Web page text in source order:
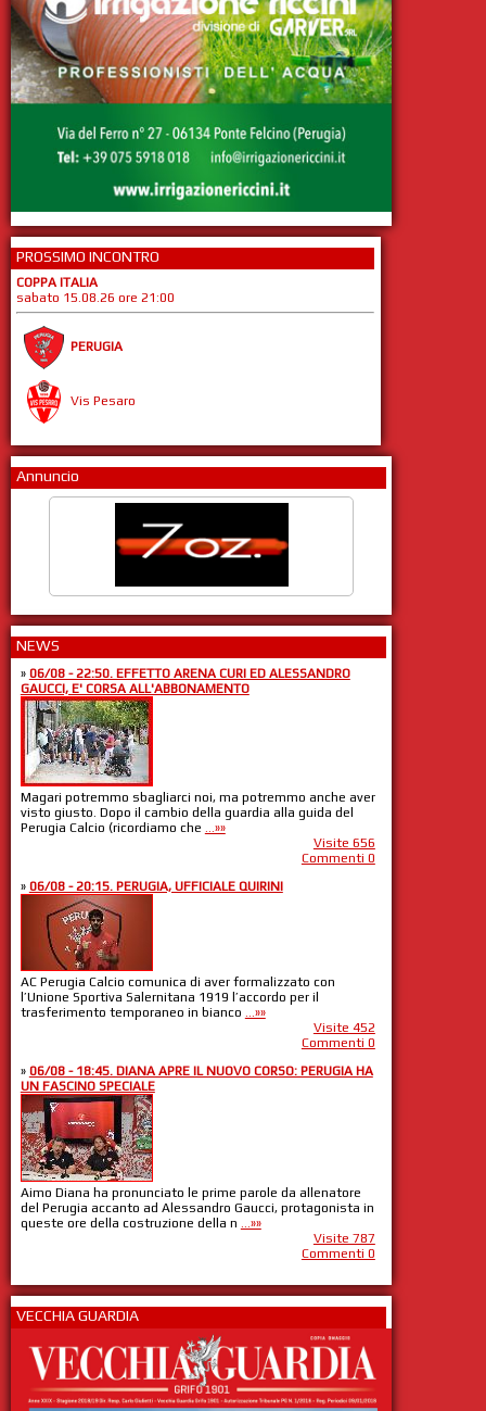
PROSSIMO INCONTRO
COPPA ITALIA
sabato 15.08.26 ore 21:00
PERUGIA
Vis Pesaro
Annuncio
NEWS
» 06/08 - 22:50. EFFETTO ARENA CURI ED ALESSANDRO
GAUCCI, E' CORSA ALL'ABBONAMENTO
Magari potremmo sbagliarci noi, ma potremmo anche aver
visto giusto. Dopo il cambio della guardia alla guida del
Perugia Calcio (ricordiamo che ...»»
Visite 656
Commenti 0
» 06/08 - 20:15. PERUGIA, UFFICIALE QUIRINI
AC Perugia Calcio comunica di aver formalizzato con
l’Unione Sportiva Salernitana 1919 l’accordo per il
trasferimento temporaneo in bianco ...»»
Visite 452
Commenti 0
» 06/08 - 18:45. DIANA APRE IL NUOVO CORSO: PERUGIA HA
UN FASCINO SPECIALE
Aimo Diana ha pronunciato le prime parole da allenatore
del Perugia accanto ad Alessandro Gaucci, protagonista in
queste ore della costruzione della n ...»»
Visite 787
Commenti 0
VECCHIA GUARDIA